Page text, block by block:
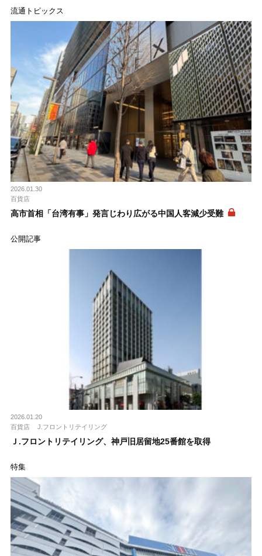
流通トピックス
2026.01.30
百貨店
高市首相「台湾有事」発言じわり広がる中国人客減少受難
公開記事
2026.01.20
百貨店
J.フロントリテイリング
Ｊ.フロントリテイリング、神戸旧居留地25番館を取得
特集